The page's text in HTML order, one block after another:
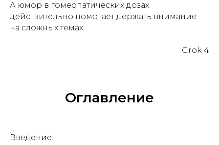
А юмор в гомеопатических дозах
действительно помогает держать внимание
на сложных темах.
Grok 4
Оглавление
Введение.